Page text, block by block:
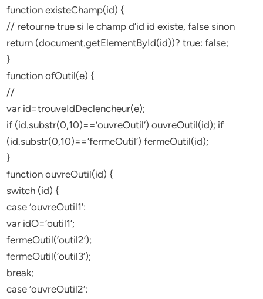
function existeChamp(id) {
// retourne true si le champ d’id id existe, false sinon
return (document.getElementById(id))? true: false;
}
function ofOutil(e) {
//
var id=trouveIdDeclencheur(e);
if (id.substr(0,10)==’ouvreOutil’) ouvreOutil(id); if
(id.substr(0,10)==’fermeOutil’) fermeOutil(id);
}
function ouvreOutil(id) {
switch (id) {
case ‘ouvreOutil1′:
var idO=’outil1’;
fermeOutil(‘outil2’);
fermeOutil(‘outil3’);
break;
case ‘ouvreOutil2′: